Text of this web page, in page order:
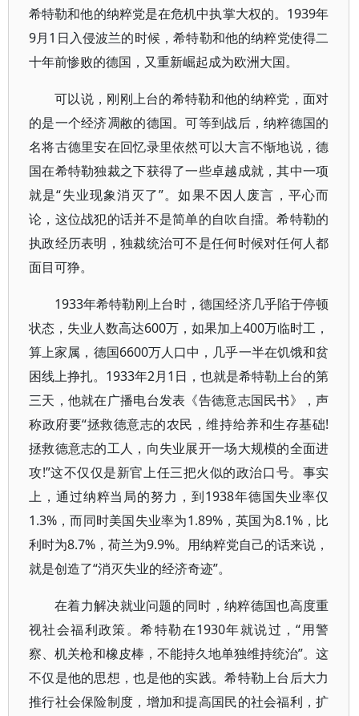
希特勒和他的纳粹党是在危机中执掌大权的。1939年
9月1日入侵波兰的时候，希特勒和他的纳粹党使得二
十年前惨败的德国，又重新崛起成为欧洲大国。
可以说，刚刚上台的希特勒和他的纳粹党，面对
的是一个经济凋敝的德国。可等到战后，纳粹德国的
名将古德里安在回忆录里依然可以大言不惭地说，德
国在希特勒独裁之下获得了一些卓越成就，其中一项
就是“失业现象消灭了”。如果不因人废言，平心而
论，这位战犯的话并不是简单的自吹自擂。希特勒的
执政经历表明，独裁统治可不是任何时候对任何人都
面目可狰。
1933年希特勒刚上台时，德国经济几乎陷于停顿
状态，失业人数高达600万，如果加上400万临时工，
算上家属，德国6600万人口中，几乎一半在饥饿和贫
困线上挣扎。1933年2月1日，也就是希特勒上台的第
三天，他就在广播电台发表《告德意志国民书》，声
称政府要“拯救德意志的农民，维持给养和生存基础!
拯救德意志的工人，向失业展开一场大规模的全面进
攻!”这不仅仅是新官上任三把火似的政治口号。事实
上，通过纳粹当局的努力，到1938年德国失业率仅
1.3%，而同时美国失业率为1.89%，英国为8.1%，比
利时为8.7%，荷兰为9.9%。用纳粹党自己的话来说，
就是创造了“消灭失业的经济奇迹”。
在着力解决就业问题的同时，纳粹德国也高度重
视社会福利政策。希特勒在1930年就说过，“用警
察、机关枪和橡皮棒，不能持久地单独维持统治”。这
不仅是他的思想，也是他的实践。希特勒上台后大力
推行社会保险制度，增加和提高国民的社会福利，扩